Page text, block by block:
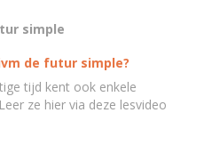
simple
de futur simple?
tijd kent ook enkele
ze hier via deze lesvideo